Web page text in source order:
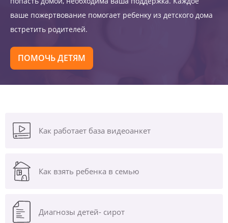
ваше пожертвование помогает ребенку из детского дома
встретить родителей.
ПОМОЧЬ ДЕТЯМ
Как работает база видеоанкет
Как взять ребенка в семью
Диагнозы детей- сирот